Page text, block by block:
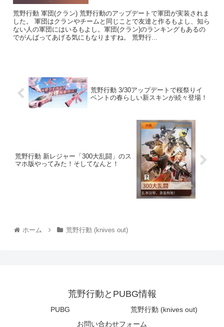
荒野行動 軍団(クラン) 荒野行動のアップデートで軍団が実装されま
した。 軍団はクランやチームと同じことで友達と作るもよし、知ら
ない人の軍団にはいるもよし。軍団(クラン)のランキングもあるの
でがんばってあげる気にもなりますね。 荒野行...
荒野行動 3/30アップデートで桜祭りイ
ベントの春らしい新スキンが続々登場！
荒野行動 新レジャー「300大乱闘」のス
マホ版やってみた！そしてなんと！
ホーム 荒野行動 (knives out)
荒野行動とPUBG情報
PUBG
荒野行動 (knives out)
お問い合わせフォーム